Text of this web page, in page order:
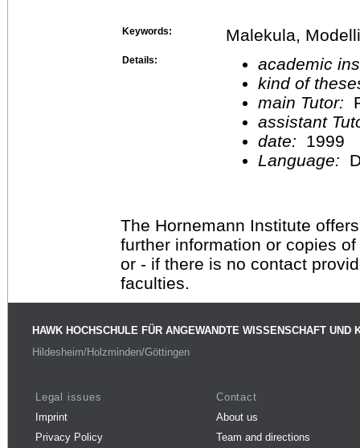
Keywords: Malekula,
Details:
academic
kind of
main Tutor:
assistant
date:
1999
Language:
The Hornemann Institute
further information or copies
or - if there is no contact
faculties.
HAWK HOCHSCHULE FÜR ANGEWANDTE WISSENSCHAFT UND
Hildesheim/Holzminden/Göttingen
Legal issues
Imprint
Privacy Policy
Contact
About us
Team and directions